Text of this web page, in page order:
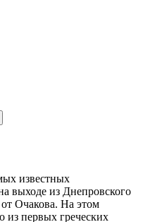
известных
выходе из Днепровского
Очакова. На этом
первых греческих